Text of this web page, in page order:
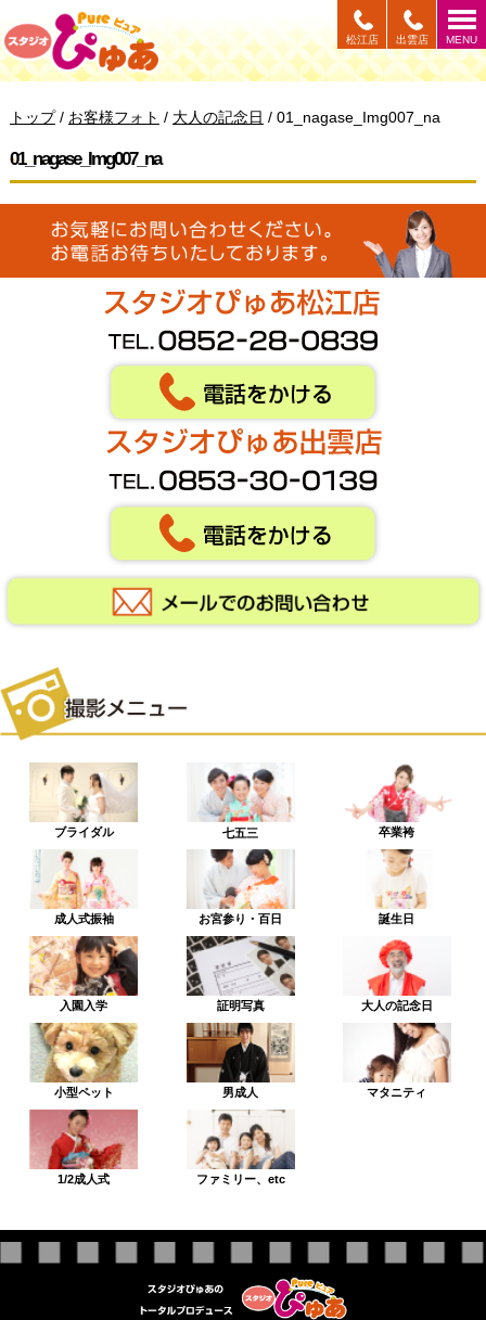
このページの本文へ
MENU
出雲店
松江店
現
の
トップ/ お客様フォト / 大人の記念日 / 01_nagase_Img007_na
01_nagase_Img007_na
ブライダル 七五三 卒業袴
成人式振袖 お宮参り・百日 誕生日
入園入学 証明写真 大人の記念日
小型ペット 男成人 マタニティ
1/2成人式 ファミリー、etc